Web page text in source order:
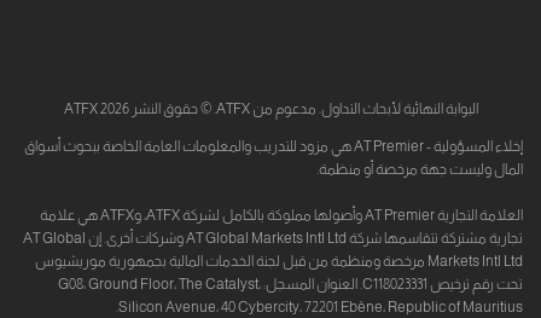
البوابة النهائية لأبحاث التداول. مدعوم من ATFX. © حقوق النشر 2026 ATFX
إخلاء المسؤولية - AT Premier هي مزود للتدريب والمعلومات العامة الخاصة ببحوث أسواق
المال وليست جهة مرخصة أو منظمة.
العلامة التجارية AT Premier وأصولها مملوكة بالكامل لشركة ATFX، وATFX هي علامة
تجارية مشتركة تتقاسمها شركة AT Global Markets Intl Ltd وشركات أخرى. إن AT Global
Markets Intl Ltd مرخصة ومنظمة من قبل لجنة الخدمات المالية بجمهورية موريشيوس
تحت رقم ترخيص C118023331. العنوان المسجل: G08، Ground Floor، The Catalyst،
Silicon Avenue، 40 Cybercity، 72201 Ebène، Republic of Mauritius.